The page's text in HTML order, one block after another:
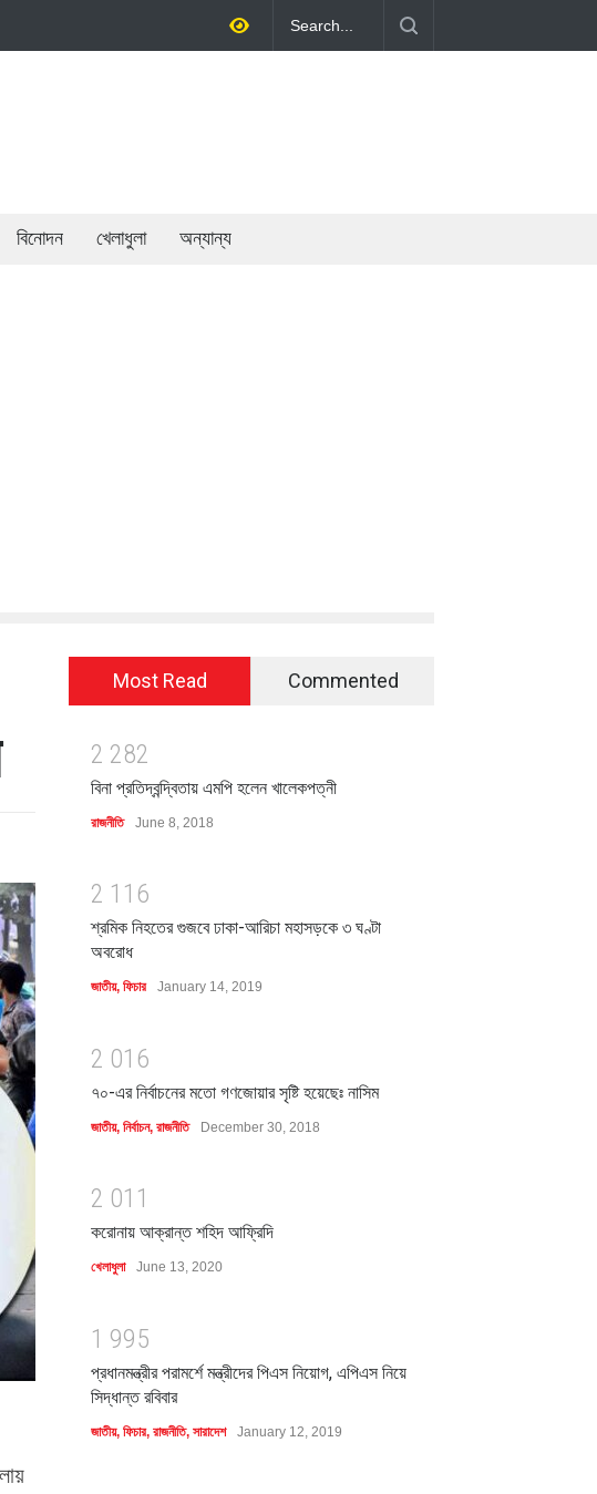
খাতের গতিশীলতায় অর্থনীতি গড়ে তোলাই সরকারের মূল লক্ষ্য: প্রধানমন্ত্রী
বিনোদন খেলাধুলা অন্যান্য
Most Read Commented
2 282
বিনা প্রতিদ্বন্দ্বিতায় এমপি হলেন খালেকপত্নী
রাজনীতি June 8, 2018
2 1 1 6
শ্রমিক নিহতের গুজবে ঢাকা-আরিচা মহাসড়কে ৩ ঘণ্টা
অবরোধ
জাতীয়, ফিচার January 14, 2019
2 01 6
৭০-এর নির্বাচনের মতো গণজোয়ার সৃষ্টি হয়েছেঃ নাসিম
জাতীয়, নির্বাচন, রাজনীতি December 30, 2018
2 01 1
করোনায় আক্রান্ত শহিদ আফ্রিদি
খেলাধুলা June 13, 2020
1 995
প্রধানমন্ত্রীর পরামর্শে মন্ত্রীদের পিএস নিয়োগ, এপিএস নিয়ে
সিদ্ধান্ত রবিবার
জাতীয়, ফিচার, রাজনীতি, সারাদেশ January 12, 2019